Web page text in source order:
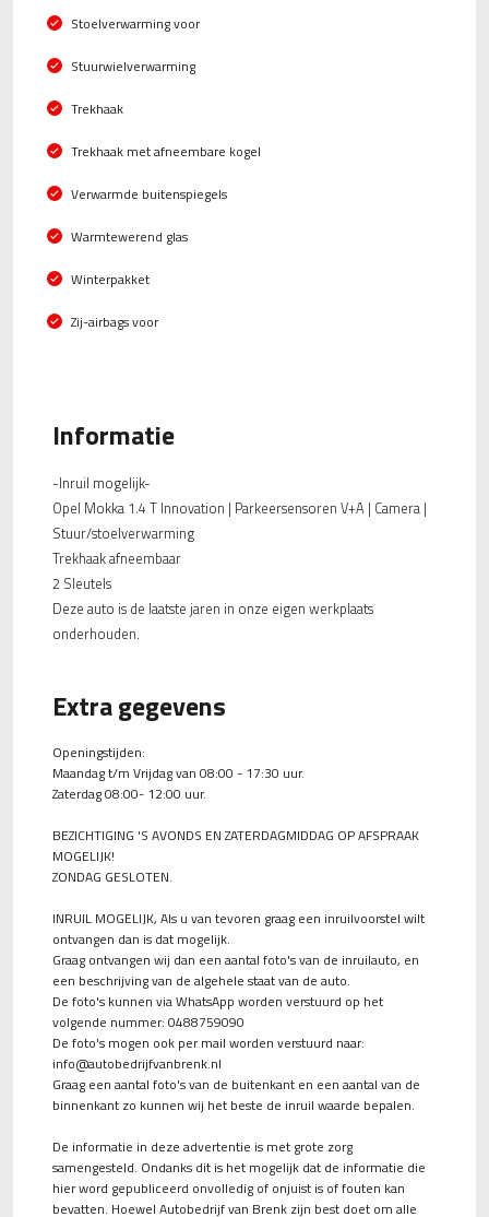
Stoelverwarming voor
Stuurwielverwarming
Trekhaak
Trekhaak met afneembare kogel
Verwarmde buitenspiegels
Warmtewerend glas
Winterpakket
Zij-airbags voor
Informatie
-Inruil mogelijk-
Opel Mokka 1.4 T Innovation | Parkeersensoren V+A | Camera |
Stuur/stoelverwarming
Trekhaak afneembaar
2 Sleutels
Deze auto is de laatste jaren in onze eigen werkplaats
onderhouden.
Extra gegevens
Openingstijden:
Maandag t/m Vrijdag van 08:00 - 17:30 uur.
Zaterdag 08:00- 12:00 uur.
BEZICHTIGING 'S AVONDS EN ZATERDAGMIDDAG OP AFSPRAAK
MOGELIJK!
ZONDAG GESLOTEN.
INRUIL MOGELIJK, Als u van tevoren graag een inruilvoorstel wilt
ontvangen dan is dat mogelijk.
Graag ontvangen wij dan een aantal foto's van de inruilauto, en
een beschrijving van de algehele staat van de auto.
De foto's kunnen via WhatsApp worden verstuurd op het
volgende nummer: 0488759090
De foto's mogen ook per mail worden verstuurd naar:
info@autobedrijfvanbrenk.nl
Graag een aantal foto's van de buitenkant en een aantal van de
binnenkant zo kunnen wij het beste de inruil waarde bepalen.
De informatie in deze advertentie is met grote zorg
samengesteld. Ondanks dit is het mogelijk dat de informatie die
hier word gepubliceerd onvolledig of onjuist is of fouten kan
bevatten. Hoewel Autobedrijf van Brenk zijn best doet om alle